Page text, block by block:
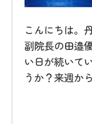
こんにちは。
副院長の田邉
い日が続いて
うか？来週か